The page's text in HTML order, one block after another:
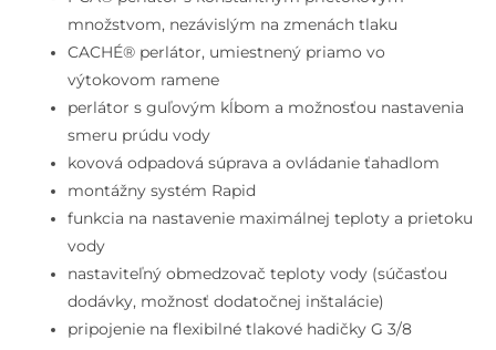
množstvom, nezávislým na zmenách tlaku
CACHÉ® perlátor, umiestnený priamo vo
výtokovom ramene
perlátor s guľovým kĺbom a možnosťou nastavenia
smeru prúdu vody
kovová odpadová súprava a ovládanie ťahadlom
montážny systém Rapid
funkcia na nastavenie maximálnej teploty a prietoku
vody
nastaviteľný obmedzovač teploty vody (súčasťou
dodávky, možnosť dodatočnej inštalácie)
pripojenie na flexibilné tlakové hadičky G 3/8